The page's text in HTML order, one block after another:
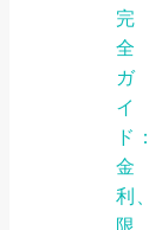
完
全
ガ
イ
ド：
金
利、
限